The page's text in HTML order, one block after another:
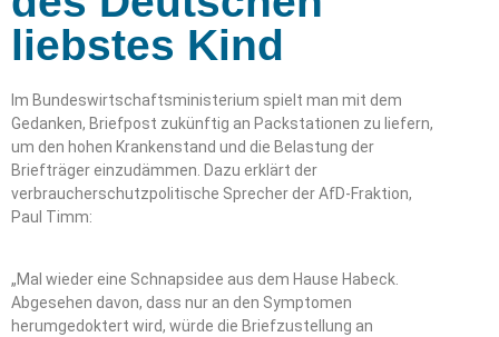
liebstes Kind
Im Bundeswirtschaftsministerium spielt man mit dem
Gedanken, Briefpost zukünftig an Packstationen zu liefern,
um den hohen Krankenstand und die Belastung der
Briefträger einzudämmen. Dazu erklärt der
verbraucherschutzpolitische Sprecher der AfD-Fraktion,
Paul Timm:
„Mal wieder eine Schnapsidee aus dem Hause Habeck.
Abgesehen davon, dass nur an den Symptomen
herumgedoktert wird, würde die Briefzustellung an